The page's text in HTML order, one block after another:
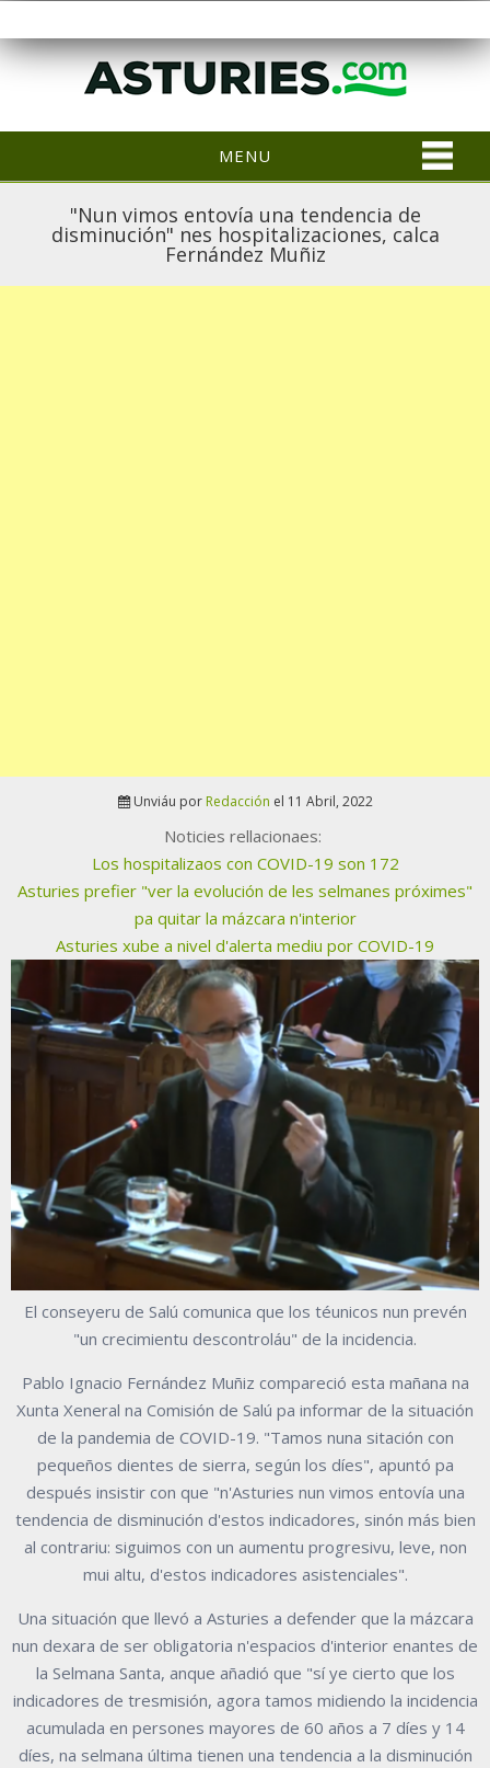
MENU
"Nun vimos entovía una tendencia de
disminución" nes hospitalizaciones, calca
Fernández Muñiz
Unviáu por Redacción el 11 Abril, 2022
Noticies rellacionaes:
Los hospitalizaos con COVID-19 son 172
Asturies prefier "ver la evolución de les selmanes próximes"
pa quitar la mázcara n'interior
Asturies xube a nivel d'alerta mediu por COVID-19
El conseyeru de Salú comunica que los téunicos nun prevén
"un crecimientu descontroláu" de la incidencia.
Pablo Ignacio Fernández Muñiz compareció esta mañana na
Xunta Xeneral na Comisión de Salú pa informar de la situación
de la pandemia de COVID-19. "Tamos nuna sitación con
pequeños dientes de sierra, según los díes", apuntó pa
después insistir con que "n'Asturies nun vimos entovía una
tendencia de disminución d'estos indicadores, sinón más bien
al contrariu: siguimos con un aumentu progresivu, leve, non
mui altu, d'estos indicadores asistenciales".
Una situación que llevó a Asturies a defender que la mázcara
nun dexara de ser obligatoria n'espacios d'interior enantes de
la Selmana Santa, anque añadió que "sí ye cierto que los
indicadores de tresmisión, agora tamos midiendo la incidencia
acumulada en persones mayores de 60 años a 7 díes y 14
díes, na selmana última tienen una tendencia a la disminución